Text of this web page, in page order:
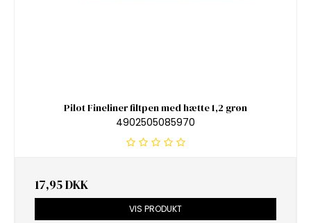
Pilot Fineliner filtpen med hætte 1,2 grøn
4902505085970
17,95 DKK
VIS PRODUKT